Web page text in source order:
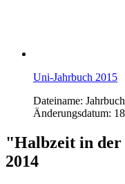
Uni-Jahrbuch 2015
Dateiname:
Änderungsdatum:
"Halbzeit in der
2014